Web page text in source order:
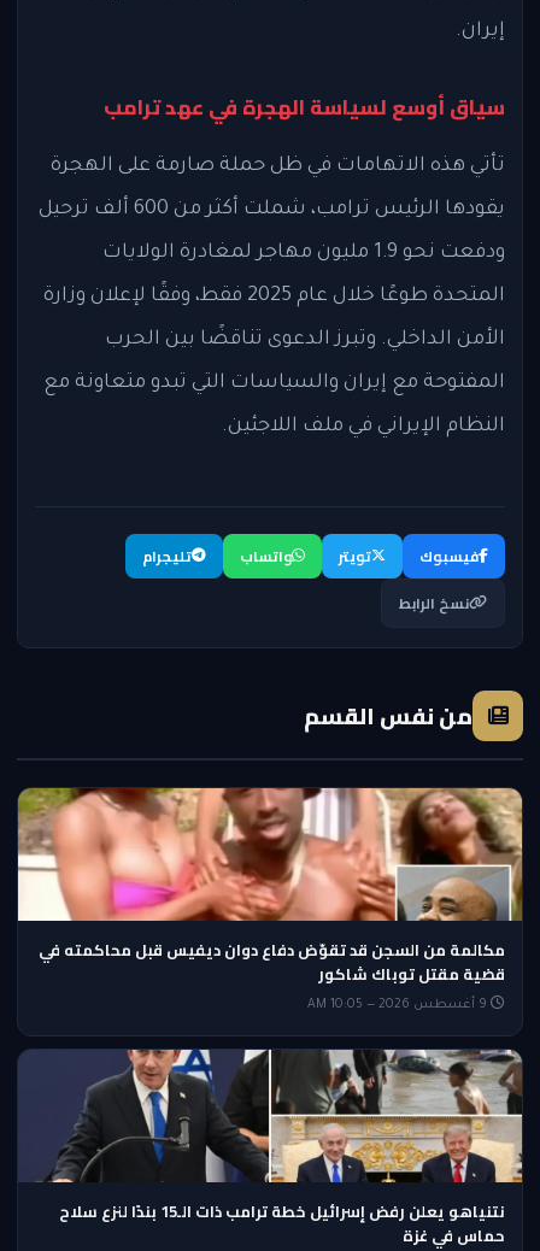
إيران.
سياق أوسع لسياسة الهجرة في عهد ترامب
تأتي هذه الاتهامات في ظل حملة صارمة على الهجرة
يقودها الرئيس ترامب، شملت أكثر من 600 ألف ترحيل
ودفعت نحو 1.9 مليون مهاجر لمغادرة الولايات
المتحدة طوعًا خلال عام 2025 فقط، وفقًا لإعلان وزارة
الأمن الداخلي. وتبرز الدعوى تناقضًا بين الحرب
المفتوحة مع إيران والسياسات التي تبدو متعاونة مع
النظام الإيراني في ملف اللاجئين.
فيسبوك تويتر واتساب
تليجرام
نسخ الرابط
من نفس القسم
مكالمة من السجن قد تقوّض دفاع دوان ديفيس قبل محاكمته في
قضية مقتل توباك شاكور
نتنياهو يعلن رفض إسرائيل خطة ترامب ذات الـ15 بندًا لنزع سلاح
حماس في غزة